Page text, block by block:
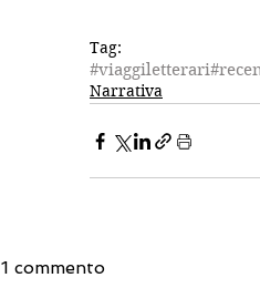
Tag:
#viaggiletterari
Narrativa
1 commento